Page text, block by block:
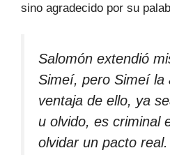
sino agradecido por su
Salomón extendió
Simeí, pero Simeí la
ventaja de ello, ya
u olvido, es criminal
olvidar un pacto real.